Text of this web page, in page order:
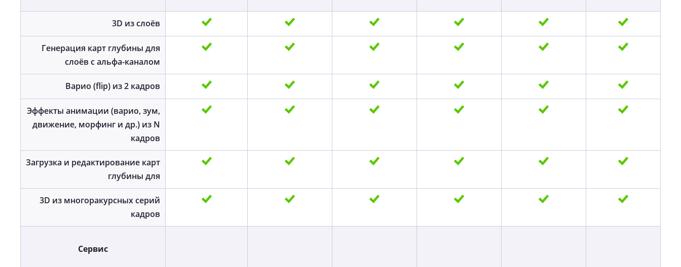
3D из слоёв
Генерация карт глубины для
слоёв с альфа-каналом
Варио (flip) из 2 кадров
Эффекты анимации (варио, зум,
движение, морфинг и др.) из N
кадров
Загрузка и редактирование карт
глубины для
3D из многоракурсных серий
кадров
Сервис